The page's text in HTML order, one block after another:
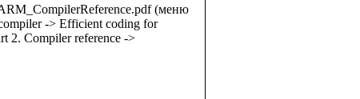
(меню
-> Efficient coding for
2. Compiler reference ->